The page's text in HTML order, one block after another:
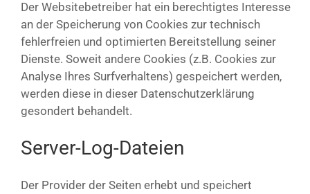
Der Websitebetreiber hat ein berechtigtes Interesse
an der Speicherung von Cookies zur technisch
fehlerfreien und optimierten Bereitstellung seiner
Dienste. Soweit andere Cookies (z.B. Cookies zur
Analyse Ihres Surfverhaltens) gespeichert werden,
werden diese in dieser Datenschutzerklärung
gesondert behandelt.
Server-Log-Dateien
Der Provider der Seiten erhebt und speichert